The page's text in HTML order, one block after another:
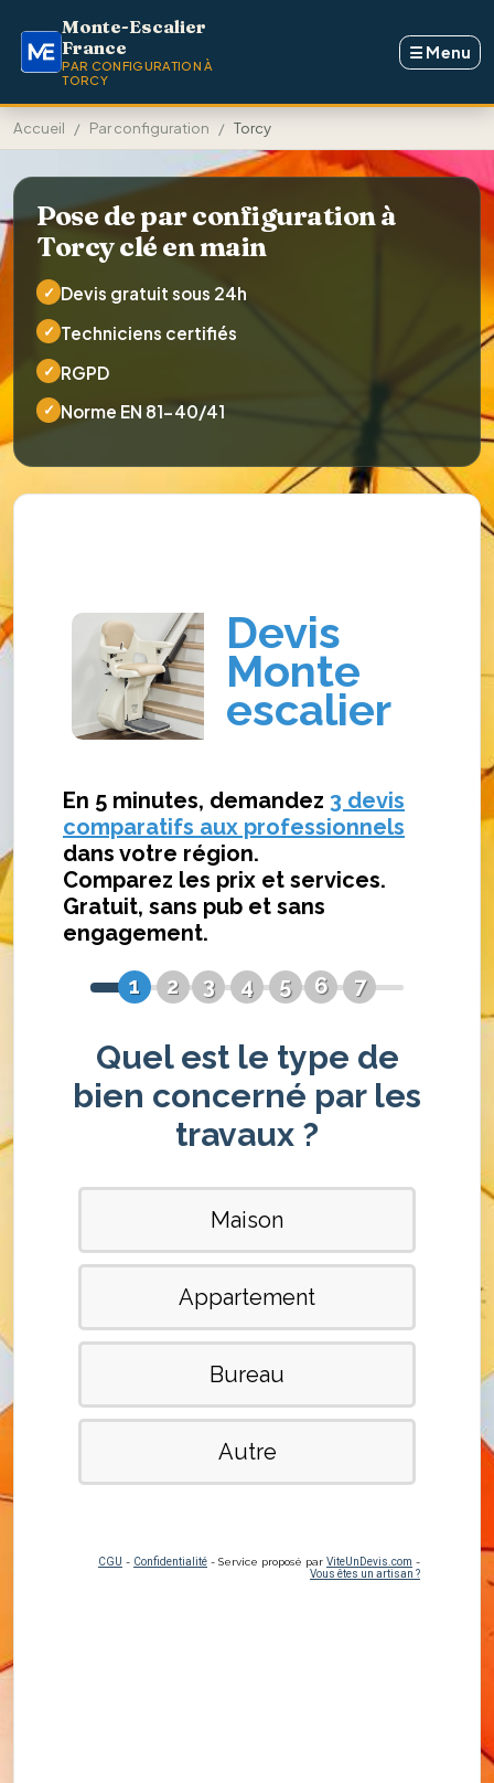
Aller au contenu principal
Monte-Escalier
France
PAR CONFIGURATION À
TORCY
☰ Menu
Accueil Par configuration Torcy
Pose de par configuration à
Torcy clé en main
✓ Devis gratuit sous 24h
✓ Techniciens certifiés
✓ RGPD
✓ Norme EN 81-40/41